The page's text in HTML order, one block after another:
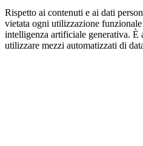
Rispetto ai contenuti e ai dati
vietata ogni utilizzazione
intelligenza artificiale generativa. È
utilizzare mezzi automatizzati di